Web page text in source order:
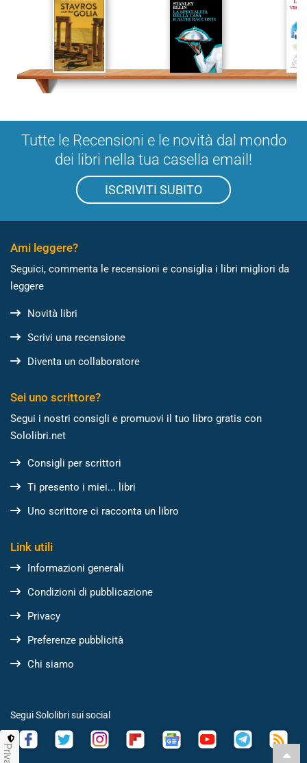
Tutte le Recensioni e le novità dal mondo
dei libri nella tua casella email!
ISCRIVITI SUBITO
Ami leggere?
Seguici, commenta le recensioni e consiglia i libri migliori da
leggere
Novità libri
Scrivi una recensione
Diventa un collaboratore
Sei uno scrittore?
Segui i nostri consigli e promuovi il tuo libro gratis con
Sololibri.net
Consigli per scrittori
Ti presento i miei... libri
Uno scrittore ci racconta un libro
Link utili
Informazioni generali
Condizioni di pubblicazione
Privacy
Preferenze pubblicità
Chi siamo
Segui Sololibri sui social